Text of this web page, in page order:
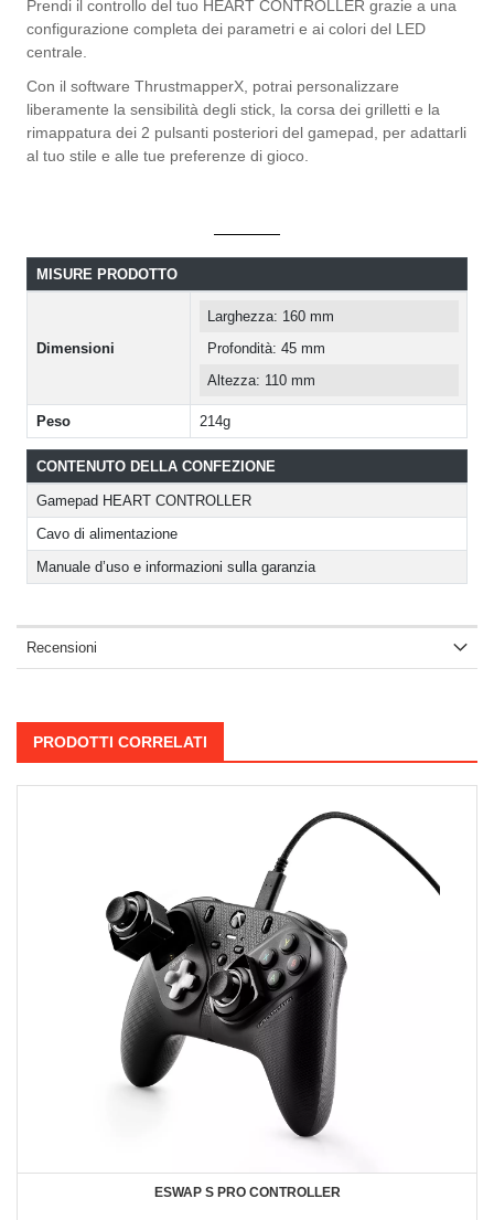
Prendi il controllo del tuo HEART CONTROLLER grazie a una
configurazione completa dei parametri e ai colori del LED
centrale.
Con il software ThrustmapperX, potrai personalizzare
liberamente la sensibilità degli stick, la corsa dei grilletti e la
rimappatura dei 2 pulsanti posteriori del gamepad, per adattarli
al tuo stile e alle tue preferenze di gioco.
MISURE PRODOTTO
Dimensioni
Larghezza: 160 mm
Profondità: 45 mm
Altezza: 110 mm
Peso 214g
CONTENUTO DELLA CONFEZIONE
Gamepad HEART CONTROLLER
Cavo di alimentazione
Manuale d’uso e informazioni sulla garanzia
Recensioni
PRODOTTI CORRELATI
ESWAP S PRO CONTROLLER